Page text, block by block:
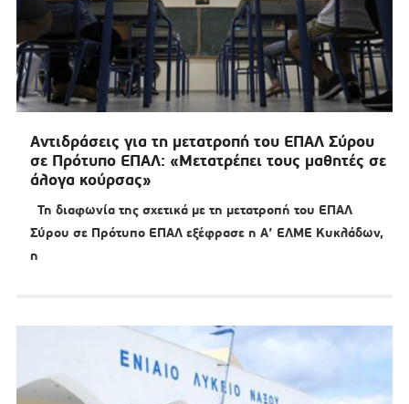
Αντιδράσεις για τη μετατροπή του ΕΠΑΛ Σύρου
σε Πρότυπο ΕΠΑΛ: «Μετατρέπει τους μαθητές σε
άλογα κούρσας»
Τη διαφωνία της σχετικά με τη μετατροπή του ΕΠΑΛ
Σύρου σε Πρότυπο ΕΠΑΛ εξέφρασε η Α’ ΕΛΜΕ Κυκλάδων,
η